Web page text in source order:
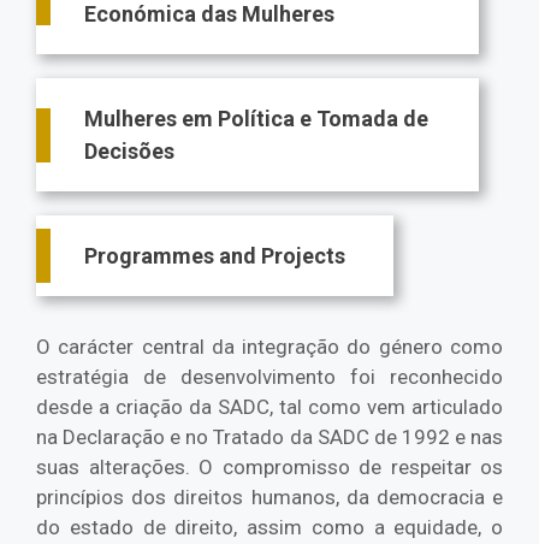
Económica das Mulheres
Mulheres em Política e Tomada de
Decisões
Programmes and Projects
O carácter central da integração do género como
estratégia de desenvolvimento foi reconhecido
desde a criação da SADC, tal como vem articulado
na Declaração e no Tratado da SADC de 1992 e nas
suas alterações. O compromisso de respeitar os
princípios dos direitos humanos, da democracia e
do estado de direito, assim como a equidade, o